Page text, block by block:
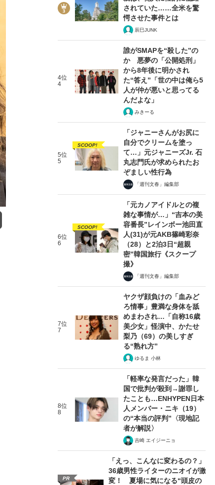
されていた……全米を驚
愕させた事件とは
辰巳JUNK
4位
4
誰がSMAPを“殺した”の
か 悪夢の「公開処刑」
から8年後に明かされ
た“答え”「世の中は俺ら5
人が仲が悪いと思ってる
んだよな」
みきーる
5位
5
SCOOP!
「ジャニーさんがお尻に
自分でクリームを塗っ
て…」元ジャニーズJr. 石
丸志門氏が求められたお
ぞましい性行為
「週刊文春」編集部
6位
6
SCOOP!
「元カノアイドルとの複
雑な事情が…」“吉本の美
容番長”レインボー池田直
人(31)が元AKB篠崎彩奈
（28）と2泊3日“超親
密”韓国旅行《スクープ
撮》
「週刊文春」編集部
7位
7
ヤクザ顔負けの「血みど
ろ情事」豊満な身体を舐
めまわされ…「自称16歳
美少女」怪演中、かたせ
梨乃（69）の美しすぎ
る“熟れ方”
ゆるま 小林
8位
8
「軽率な発言だった」韓
国で批判が殺到→謝罪し
たことも…ENHYPEN日本
人メンバー・ニキ（19）
の“本当の評判”〈現地記
者が解説〉
吉崎 エイジーニョ
PR
「えっ、こんなに変わるの？」
36歳男性ライターのニオイが激
変！ 夏場に気になる“頭皮の